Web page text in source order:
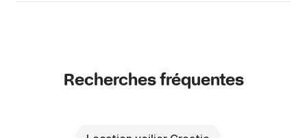
Recherches fréquentes